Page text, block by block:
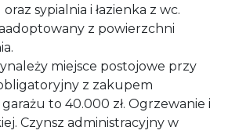
sypialnia i łazienka z wc.
z powierzchni
miejsce postojowe przy
z zakupem
to 40.000 zł. Ogrzewanie i
Czynsz administracyjny w